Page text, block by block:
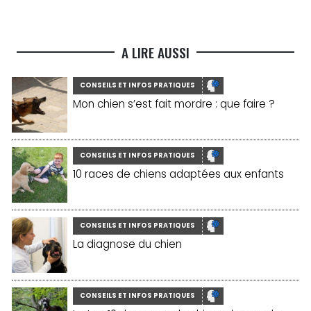
A LIRE AUSSI
CONSEILS ET INFOS PRATIQUES
Mon chien s’est fait mordre : que faire ?
CONSEILS ET INFOS PRATIQUES
10 races de chiens adaptées aux enfants
CONSEILS ET INFOS PRATIQUES
La diagnose du chien
CONSEILS ET INFOS PRATIQUES